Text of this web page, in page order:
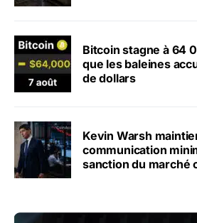
Bitcoin stagne à 64
que les baleines
de dollars
Kevin Warsh
communication
sanction du marché